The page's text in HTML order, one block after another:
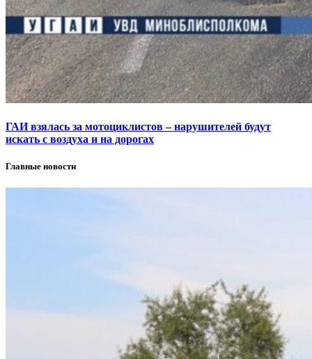
ГАИ взялась за мотоциклистов – нарушителей будут
искать с воздуха и на дорогах
Главные новости